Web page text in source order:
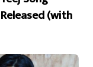
Released (with